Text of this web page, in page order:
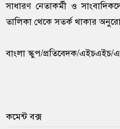
সাধারণ নেতাকর্মী ও
তালিকা থেকে সতর্ক থাকার
বাংলা স্কুপ/প্রতিবেদক/এইচএইচ/
কমেন্ট বক্স